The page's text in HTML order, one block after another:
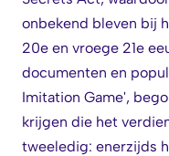
onbekend bleven bij
20e en vroege 21e
documenten en
Imitation Game',
krijgen die het
tweeledig: enerzijds